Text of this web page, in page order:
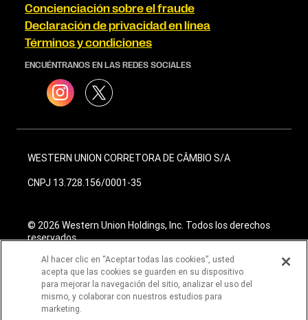
Concienciación sobre el fraude
Declaración de privacidad en línea
Términos y condiciones
ENCUÉNTRANOS EN LAS REDES SOCIALES
WESTERN UNION CORRETORA DE CÂMBIO S/A
CNPJ 13.728.156/0001-35
© 2026 Western Union Holdings, Inc. Todos los derechos
reservados
Al hacer clic en “Aceptar todas las cookies”, usted
acepta que las cookies se guarden en su dispositivo
para mejorar la navegación del sitio, analizar el uso del
mismo, y colaborar con nuestros estudios para
marketing.